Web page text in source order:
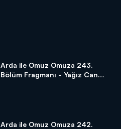
Arda ile Omuz Omuza 243.
Bölüm Fragmanı - Yağız Can
Arda ile Omuz Omuza 242.